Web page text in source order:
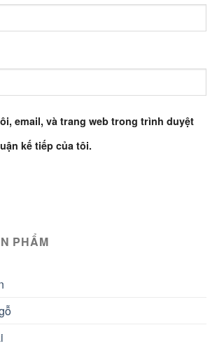
email, và trang web trong trình duyệt
kế tiếp của tôi.
PHẨM